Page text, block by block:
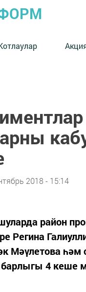
2018 - 15:14
район
Регина
Мәүлетова
4 кеше